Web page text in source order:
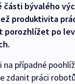
části bývalého
produktivita
porozhlížet po
na případné
zdanit práci